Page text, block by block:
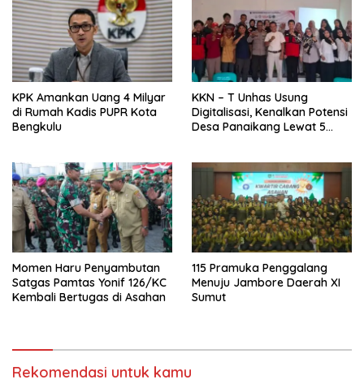
KPK Amankan Uang 4 Milyar
di Rumah Kadis PUPR Kota
Bengkulu
KKN – T Unhas Usung
Digitalisasi, Kenalkan Potensi
Desa Panaikang Lewat 5
Momen Haru Penyambutan
Satgas Pamtas Yonif 126/KC
Kembali Bertugas di Asahan
115 Pramuka Penggalang
Menuju Jambore Daerah XI
Sumut
Rekomendasi untuk kamu